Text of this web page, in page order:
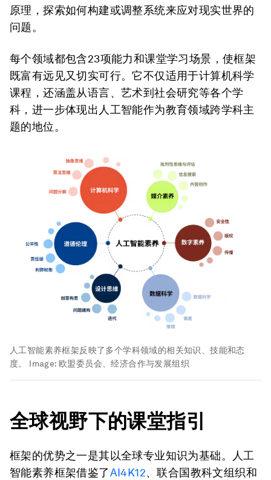
原理，探索如何构建或调整系统来应对现实世界的
问题。
每个领域都包含23项能力和课堂学习场景，使框架
既富有远见又切实可行。它不仅适用于计算机科学
课程，还涵盖从语言、艺术到社会研究等各个学
科，进一步体现出人工智能作为教育领域跨学科主
题的地位。
人工智能素养框架反映了多个学科领域的相关知识、技能和态
度。
Image: 欧盟委员会、经济合作与发展组织
全球视野下的课堂指引
框架的优势之一是其以全球专业知识为基础。人工
智能素养框架借鉴了AI4K12、联合国教科文组织和